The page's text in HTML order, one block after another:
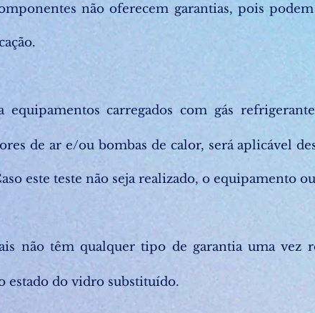
não oferecem garantias, pois
equipamentos carregados com gás
de ar e/ou bombas de calor, será aplicável
este teste não seja realizado, o equipamento
não têm qualquer tipo de garantia uma vez
estado do vidro substituído.